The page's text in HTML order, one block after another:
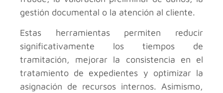
gestión documental o la atención al cliente.
Estas herramientas permiten reducir
significativamente los tiempos de
tramitación, mejorar la consistencia en el
tratamiento de expedientes y optimizar la
asignación de recursos internos. Asimismo,